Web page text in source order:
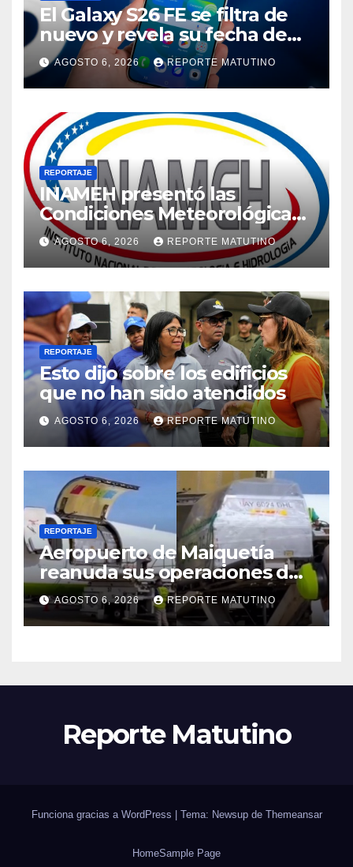
El Galaxy S26 FE se filtra de
nuevo y revela su fecha de
lanzamiento
AGOSTO 6, 2026 REPORTE MATUTINO
REPORTAJE
INAMEH presentó las
Condiciones Meteorológicas
para las próximas 24 horas,
de este jueves 6 de agosto
2026
AGOSTO 6, 2026 REPORTE MATUTINO
REPORTAJE
Esto dijo sobre los edificios
que no han sido atendidos
AGOSTO 6, 2026 REPORTE MATUTINO
REPORTAJE
Aeropuerto de Maiquetía
reanuda sus operaciones de
carga con primer vuelo
desde Panamá
AGOSTO 6, 2026 REPORTE MATUTINO
Reporte Matutino
Funciona gracias a WordPress Tema: Newsup de Themeansar
HomeSample Page